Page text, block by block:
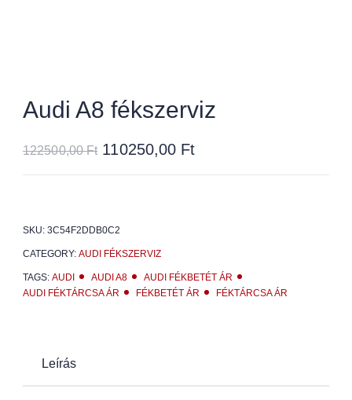
Audi A8 fékszerviz
122500,00Ft 110250,00 Ft
SKU: 3C54F2DDB0C2
CATEGORY: AUDI FÉKSZERVIZ
TAGS: AUDI AUDI A8
AUDI FÉKBETÉT ÁR
AUDI FÉKTÁRCSA ÁR
FÉKBETÉT ÁR FÉKTÁRCSA ÁR
Leírás